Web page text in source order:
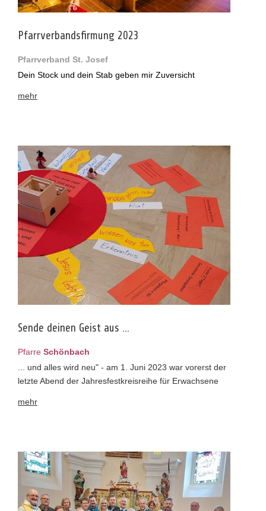
Pfarrverbandsfirmung 2023
Pfarrverband St. Josef
Dein Stock und dein Stab geben mir Zuversicht
mehr
Sende deinen Geist aus ...
Pfarre Schönbach
... und alles wird neu" - am 1. Juni 2023 war vorerst der
letzte Abend der Jahresfestkreisreihe für Erwachsene
mehr